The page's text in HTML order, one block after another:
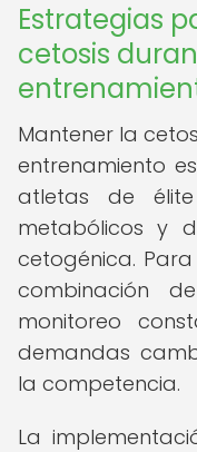
Estrategias
cetosis
Mantener la
entrenamiento
atletas de
metabólicos y
cetogénica.
combinación
monitoreo
demandas
la competencia.
La